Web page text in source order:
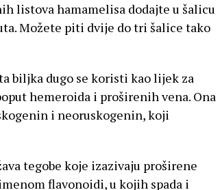
listova hamamelisa dodajte u šalicu
Možete piti dvije do tri šalice tako
biljka dugo se koristi kao lijek za
hemeroida i proširenih vena. Ona
i neoruskogenin, koji
tegobe koje izazivaju proširene
flavonoidi, u kojih spada i